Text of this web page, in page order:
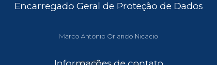
Encarregado Geral de Proteção de Dados
Marco Antonio Orlando Nicacio